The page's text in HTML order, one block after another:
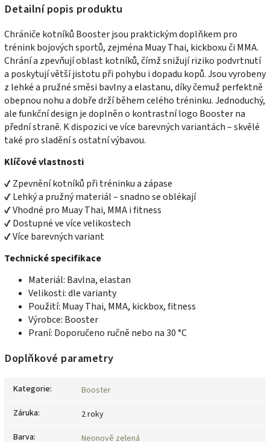
Detailní popis produktu
Chrániče kotníků Booster jsou praktickým doplňkem pro
trénink bojových sportů, zejména Muay Thai, kickboxu či MMA.
Chrání a zpevňují oblast kotníků, čímž snižují riziko podvrtnutí
a poskytují větší jistotu při pohybu i dopadu kopů. Jsou vyrobeny
z lehké a pružné směsi bavlny a elastanu, díky čemuž perfektně
obepnou nohu a dobře drží během celého tréninku. Jednoduchý,
ale funkční design je doplněn o kontrastní logo Booster na
přední straně. K dispozici ve více barevných variantách – skvělé
také pro sladění s ostatní výbavou.
Klíčové vlastnosti
✔ Zpevnění kotníků při tréninku a zápase
✔ Lehký a pružný materiál – snadno se oblékají
✔ Vhodné pro Muay Thai, MMA i fitness
✔ Dostupné ve více velikostech
✔ Více barevných variant
Technické specifikace
Materiál: Bavlna, elastan
Velikosti: dle varianty
Použití: Muay Thai, MMA, kickbox, fitness
Výrobce: Booster
Praní: Doporučeno ručně nebo na 30 °C
Doplňkové parametry
Kategorie:
Booster
Záruka:
2 roky
Barva:
Neonově zelená